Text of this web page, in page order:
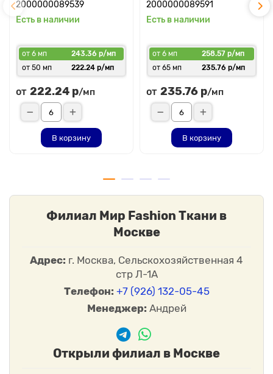
2000000089539
Есть в наличии
от 6 мп
243.36 р/мп
от 50 мп
222.24 р/мп
от 222.24 р/мп
В корзину
2000000089591
Есть в наличии
от 6 мп
258.57 р/мп
от 65 мп
235.76 р/мп
от 235.76 р/мп
В корзину
Филиал Мир Fashion Ткани в
Москве
Адрес: г. Москва, Сельскохозяйственная 4
стр Л-1А
Телефон: +7 (926) 132-05-45
Менеджер: Андрей
Открыли филиал в Москве